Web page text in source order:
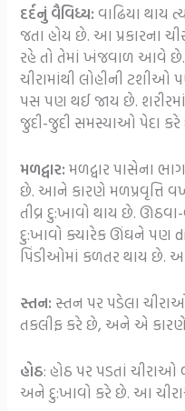
દર્દનું વૈવિધ્ય:વાઢિયા થાય
જતા હોય છે. આ પ્રકારના
રહે તો તેમાં ખંજવાળ આવે
ચીરામાંથી લોહીની ટશીઓ
પસ પણ થઈ જાય છે.
જુદી-જુદી સમસ્યાઓ પેદા કરે
મળદ્વાર:મળદ્વાર પાસેના
છે. આને કારણે મળપ્રવૃત્તિ
તીવ્ર દુ:ખાવો થાય છે.
દુ:ખાવો ક્યારેક ઊંઘને પણ
પિંડીઓમાં કળતર થાય છે.
સ્તન: સ્તન પર પડેલા
તકલીફ કરે છે, અને એ
હોઠ: હોઠ પર પડતાં
અને દુ:ખાવો કરે છે. આ